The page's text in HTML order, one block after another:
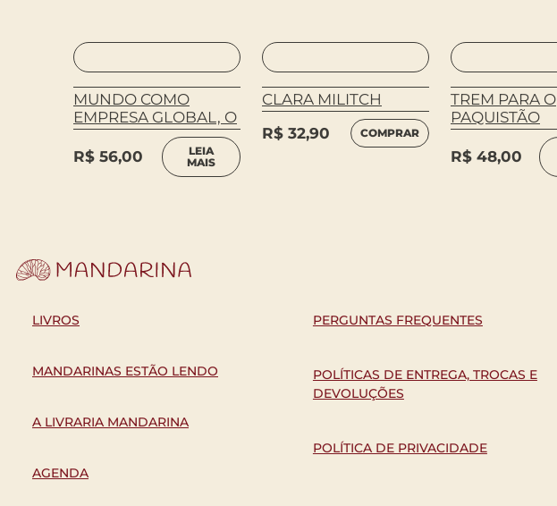
MUNDO COMO
EMPRESA GLOBAL, O
R$ 56,00
LEIA
MAIS
CLARA MILITCH
R$ 32,90 COMPRAR
TREM PARA O
PAQUISTÃO
R$ 48,00
LIVROS
MANDARINAS ESTÃO LENDO
A LIVRARIA MANDARINA
AGENDA
PERGUNTAS FREQUENTES
POLÍTICAS DE ENTREGA, TROCAS E
DEVOLUÇÕES
POLÍTICA DE PRIVACIDADE